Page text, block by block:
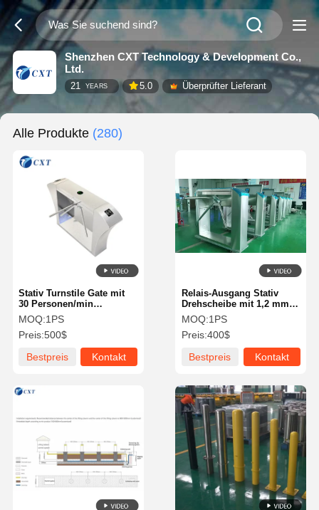
Shenzhen CXT Technology & Development Co.,
Ltd.
21 YEARS 5.0 Überprüfter Lieferant
Alle Produkte (280)
Stativ Turnstile Gate mit
30 Personen/min
Durchfahrtsgeschwindigkeit,
600 mm Spurbreite und
Relais-
Ausgangsoberfläche für
eine effiziente
Zugangskontrolle
MOQ:1PS
Preis:500$
Bestpreis
Kontakt
Relais-Ausgang Stativ
Drehscheibe mit 1,2 mm
oder 1,5 mm Gehäuse
Dicke und 30
Personen/min
Durchfahrgeschwindigkeit
MOQ:1PS
Preis:400$
Bestpreis
Kontakt